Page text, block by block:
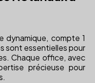
dynamique, compte 1
sont essentielles pour
Chaque office, avec
précieuse pour